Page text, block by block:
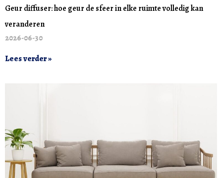
Geur diffuser: hoe geur de sfeer in elke ruimte volledig kan
veranderen
2026-06-30
Lees verder »